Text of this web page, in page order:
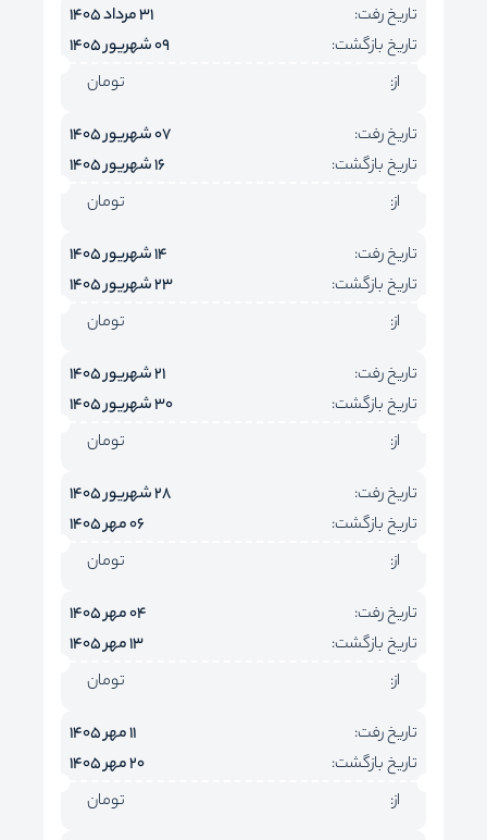
تاریخ رفت:
31 مرداد 1405
تاریخ بازگشت:
09 شهریور 1405
از:
تومان
تاریخ رفت:
07 شهریور 1405
تاریخ بازگشت:
16 شهریور 1405
از:
تومان
تاریخ رفت:
14 شهریور 1405
تاریخ بازگشت:
23 شهریور 1405
از:
تومان
تاریخ رفت:
21 شهریور 1405
تاریخ بازگشت:
30 شهریور 1405
از:
تومان
تاریخ رفت:
28 شهریور 1405
تاریخ بازگشت:
06 مهر 1405
از:
تومان
تاریخ رفت:
04 مهر 1405
تاریخ بازگشت:
13 مهر 1405
از:
تومان
تاریخ رفت:
11 مهر 1405
تاریخ بازگشت:
20 مهر 1405
از:
تومان